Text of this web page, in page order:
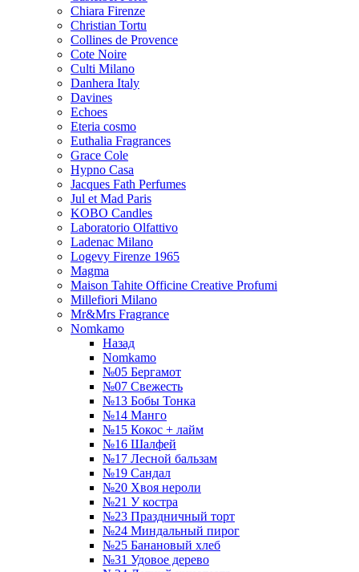
Chiara Firenze
Christian Tortu
Collines de Provence
Cote Noire
Culti Milano
Danhera Italy
Davines
Echoes
Eteria cosmo
Euthalia Fragrances
Grace Cole
Hypno Casa
Jacques Fath Perfumes
Jul et Mad Paris
KOBO Candles
Laboratorio Olfattivo
Ladenac Milano
Logevy Firenze 1965
Magma
Maison Tahite Officine Creative Profumi
Millefiori Milano
Mr&Mrs Fragrance
Nomkamo
Назад
Nomkamo
№05 Бергамот
№07 Свежесть
№13 Бобы Тонка
№14 Манго
№15 Кокос + лайм
№16 Шалфей
№17 Лесной бальзам
№19 Сандал
№20 Хвоя нероли
№21 У костра
№23 Праздничный торт
№24 Миндальный пирог
№25 Банановый хлеб
№31 Удовое дерево